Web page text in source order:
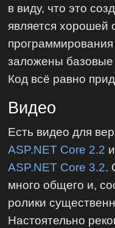
в виду, что это
является хорошей
заложены
Код всё равно
Видео
Есть видео для
ASP.NET Core 2.2
ASP.NET Core 3.2.
много общего и,
ролики
Настоятельно